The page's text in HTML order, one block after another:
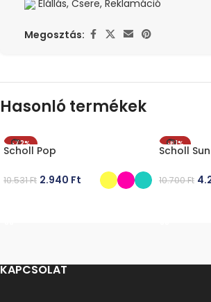
Elállás, Csere, Reklamáció
Megosztás:
Hasonló termékek
-72%
Scholl Pop
10.531Ft 2.940 Ft
-61%
Scholl Sun
10.700Ft
KAPCSOLAT